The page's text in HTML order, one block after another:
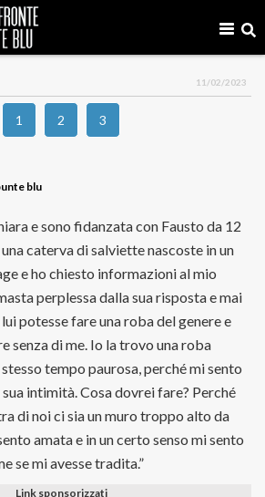
11/02/2023
1 2 3
blu
e sono fidanzata con Fausto da 12
caterva di salviette nascoste in un
e ho chiesto informazioni al mio
perplessa dalla sua risposta e mai
potesse fare una roba del genere e
senza di me. Io la trovo una roba
tempo paurosa, perché mi sento
intimità. Cosa dovrei fare? Perché
di noi ci sia un muro troppo alto da
amata e in un certo senso mi sento
se mi avesse tradita.”